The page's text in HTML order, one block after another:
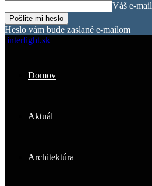
Váš e-mail
Heslo vám bude zaslané e-mailom
interlight.sk
Domov
Aktuál
Architektúra